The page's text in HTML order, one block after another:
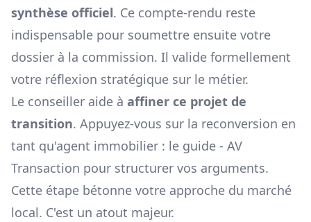
synthèse officiel. Ce compte-rendu reste
indispensable pour soumettre ensuite votre
dossier à la commission. Il valide formellement
votre réflexion stratégique sur le métier.
Le conseiller aide à affiner ce projet de
transition. Appuyez-vous sur la reconversion en
tant qu'agent immobilier : le guide - AV
Transaction pour structurer vos arguments.
Cette étape bétonne votre approche du marché
local. C'est un atout majeur.